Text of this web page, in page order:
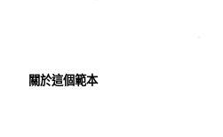
關於這個範本